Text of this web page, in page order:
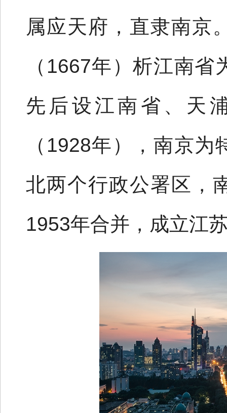
属应天府，直隶南京
（1667年）析江南
先后设江南省、天
（1928年），南京
北两个行政公署区，
1953年合并，成立江